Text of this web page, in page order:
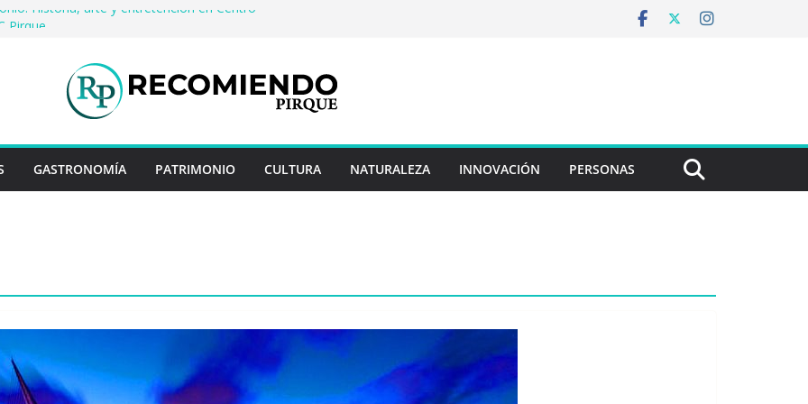
Historia, arte y entretención en Centro
del mundo
Rayo Credit y diferencias frente a
cuentan historias: ingredientes que dieron
enteros
GASTRONOMÍA PATRIMONIO CULTURA NATURALEZA INNOVACIÓN PERSONAS